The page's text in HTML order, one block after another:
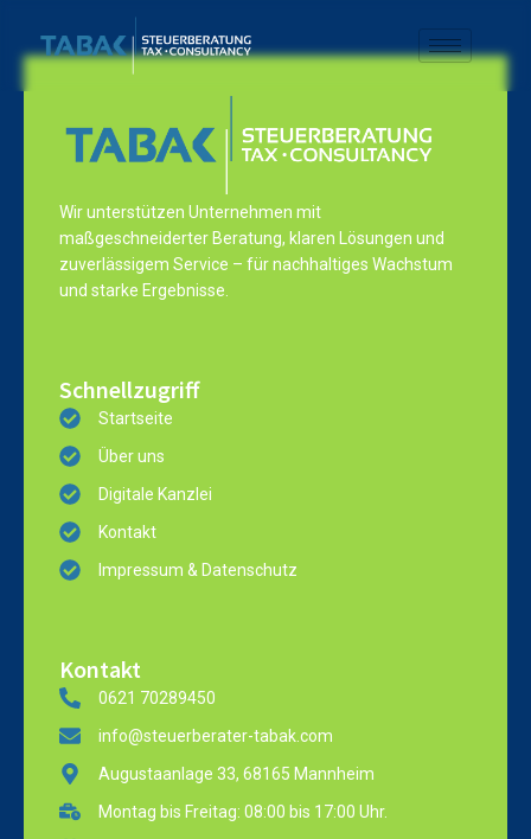
Wir unterstützen Unternehmen mit
maßgeschneiderter Beratung, klaren Lösungen und
zuverlässigem Service – für nachhaltiges Wachstum
und starke Ergebnisse.
Schnellzugriff
Startseite
Über uns
Digitale Kanzlei
Kontakt
Impressum & Datenschutz
Kontakt
0621 70289450
info@steuerberater-tabak.com
Augustaanlage 33, 68165 Mannheim
Montag bis Freitag: 08:00 bis 17:00 Uhr.